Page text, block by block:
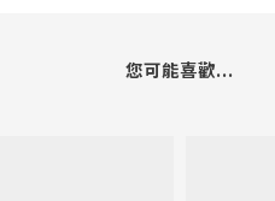
您可能喜歡...